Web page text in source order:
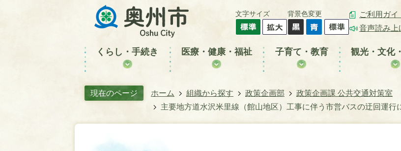
文字サイズ 背景色変更
ご利用ガイ
音声読み上
くらし・手続き 医療・健康・福祉 子育て・教育 観光・文化
現在のページ ホーム 組織から探す 政策企画部
政策企画課 公共交通対策室
主要地方道水沢米里線（館山地区）工事に伴う市営バスの迂回運行